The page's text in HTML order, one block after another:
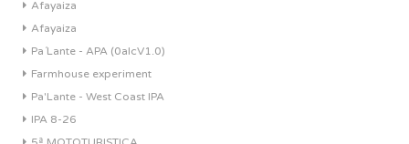
Afayaiza
Afayaiza
Pa´Lante - APA (0alcV1.0)
Farmhouse experiment
Pa'Lante - West Coast IPA
IPA 8-26